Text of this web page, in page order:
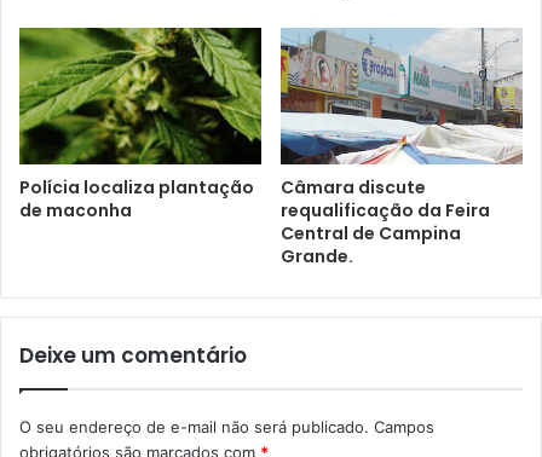
Polícia localiza plantação
de maconha
Câmara discute
requalificação da Feira
Central de Campina
Grande.
Deixe um comentário
O seu endereço de e-mail não será publicado. Campos
obrigatórios são marcados com *